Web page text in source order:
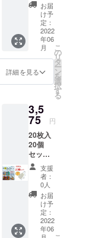
ます。
ポケッ
ト機能
はござ
いませ
ん。）
クラウ
ドファ
ンディ
ング限
定商品
特典で
20枚入
製品を
１個
サービ
ス！販
売希望
価格
（税込
3,850
円）
→20％
OFFの
3,080円
お届
け予
定：
2022
年06
月
詳細を見る
こ
の
リ
タ
ー
ン
を
選
択
す
る
3,5
75 円
20枚入
20個
セット
は販売
予定価
格（税
込275
円/個）
→35％
OFFの
3,575円
支援
者：
0人
お届
け予
定：
2022
年06